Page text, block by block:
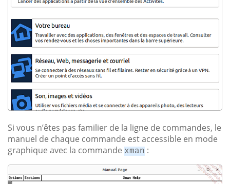
Si vous n’êtes pas familier de la ligne de commandes, le
manuel de chaque commande est accessible en mode
graphique avec la commande xman :